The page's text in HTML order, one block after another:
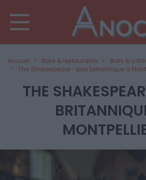
Accueil Bars & restaurants
Bars &
The Shakespeare - pub britannique à
THE